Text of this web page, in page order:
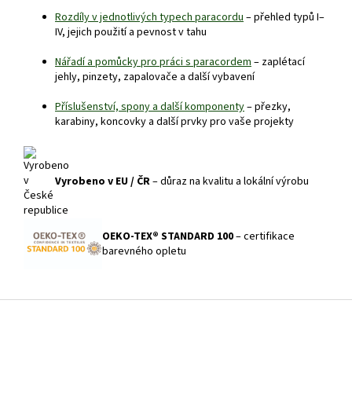
Rozdíly v jednotlivých typech paracordu – přehled typů I–
IV, jejich použití a pevnost v tahu
Nářadí a pomůcky pro práci s paracordem – zaplétací
jehly, pinzety, zapalovače a další vybavení
Příslušenství, spony a další komponenty– přezky,
karabiny, koncovky a další prvky pro vaše projekty
Vyrobeno v EU / ČR– důraz na kvalitu a lokální výrobu
OEKO-TEX® STANDARD 100– certifikace
barevného opletu